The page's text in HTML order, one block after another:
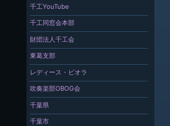
千工YouTube
千工同窓会本部
財団法人千工会
東葛支部
レディース・ビオラ
吹奏楽部OBOG会
千葉県
千葉市